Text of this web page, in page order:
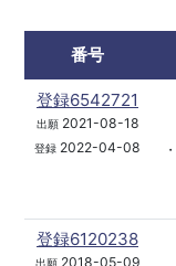
番号
登録6542721
出願2021-08-18
登録 2022-04-08
・
登録6120238
出願2018-05-09